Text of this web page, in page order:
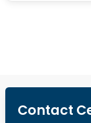
Contact